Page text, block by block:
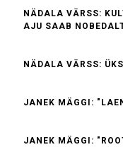
NÄDALA VÄRSS:
AJU SAAB
NÄDALA VÄRSS:
JANEK MÄGGI:
JANEK MÄGGI: